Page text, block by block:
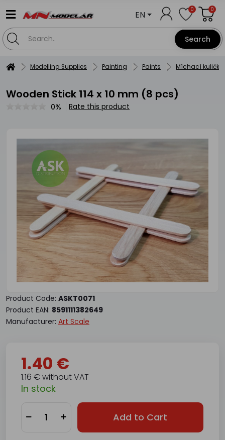
Search
EN 0 0
Modelling Supplies Painting Paints Míchací kuličky
Wooden Stick 114 x 10 mm (8 pcs)
0% Rate this product
Product Code: ASKT0071
Product EAN: 8591111382649
Manufacturer: Art Scale
1.40 €
1.16 € without VAT
In stock
Add to Cart